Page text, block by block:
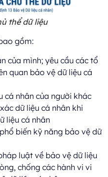
thể dữ liệu
gồm:
của mình; yêu cầu các tổ
quan bảo vệ dữ liệu cá
cá nhân của người khác
dữ liệu cá nhân khi
liệu cá nhân
biến kỹ năng bảo vệ dữ
luật về bảo vệ dữ liệu
chống các hành vi vi